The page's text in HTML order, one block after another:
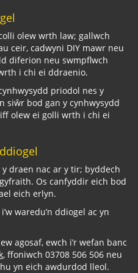
olew wrth law; gallwch
ceir, cadwyni DIY mawr neu
diferion neu swmpflwch
i chi ei ddraenio.
priodol nes y
siŵr bod gan y cynhwysydd
olew ei golli wrth i chi ei
draen nac ar y tir; byddech
Os canfyddir eich bod
eich erlyn.
waredu’n ddiogel ac yn
agosaf, ewch i’r wefan banc
, ffoniwch 03708 506 506 neu
yn eich awdurdod lleol.